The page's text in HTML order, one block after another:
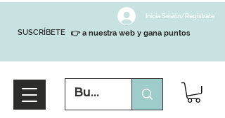
SUSCRÍBETE
Inicia Sesión/Regístrate
👉 a nuestra web y gana puntos